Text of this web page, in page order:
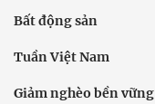
Bất động sản
Tuần Việt Nam
Giảm nghèo bền vững